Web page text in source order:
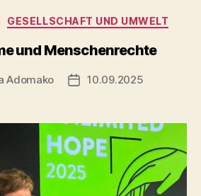
Kategorien
GESELLSCHAFT UND UMWELT
und Menschenrechte
Adomako Veröffentlichungsdatum
10.09.2025